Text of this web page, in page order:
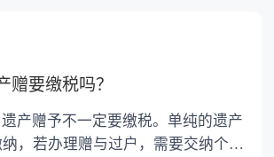
赠要缴税吗？
，若办理赠与过户，需要交纳个人